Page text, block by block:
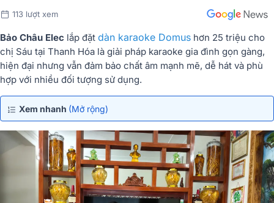
113 lượt xem
Bảo Châu Elec lắp đặt dàn karaoke Domus hơn 25 triệu cho
chị Sáu tại Thanh Hóa là giải pháp karaoke gia đình gọn gàng,
hiện đại nhưng vẫn đảm bảo chất âm mạnh mẽ, dễ hát và phù
hợp với nhiều đối tượng sử dụng.
Xem nhanh (Mở rộng)